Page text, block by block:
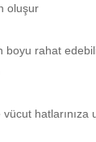
oluşur
boyu rahat
hatlarınıza